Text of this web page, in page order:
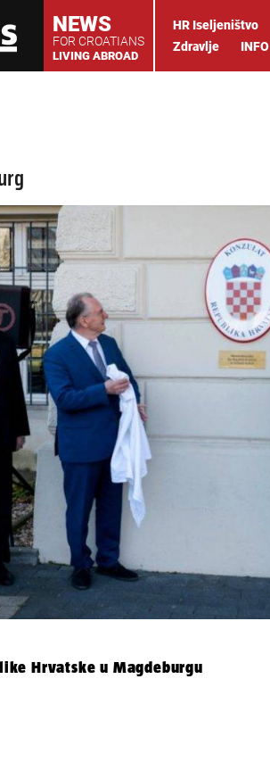
NEWS
FOR CROATIANS
LIVING ABROAD
HR Iseljeništvo
Zdravlje
INFO
Hrvatske u Magdeburgu